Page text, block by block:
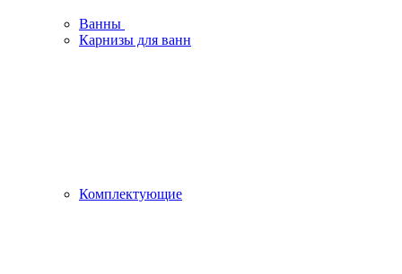
Ванны
Карнизы для ванн
Комплектующие